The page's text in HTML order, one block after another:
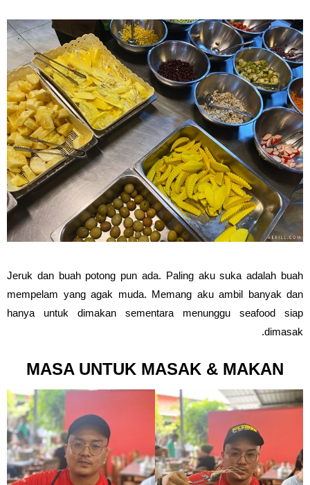
Jeruk dan buah potong pun ada. Paling aku suka adalah buah
mempelam yang agak muda. Memang aku ambil banyak dan
hanya untuk dimakan sementara menunggu seafood siap
dimasak.
MASA UNTUK MASAK & MAKAN